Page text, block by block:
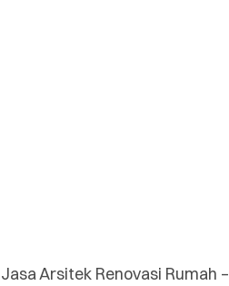
Jasa Arsitek Renovasi Rumah –